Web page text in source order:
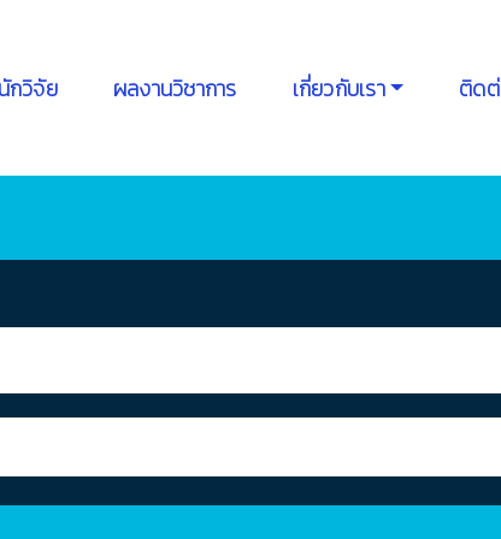
นักวิจัย ผลงานวิชาการ เกี่ยวกับเรา ติดต่